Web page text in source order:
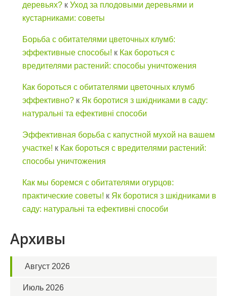
деревьях? к Уход за плодовыми деревьями и
кустарниками: советы
Борьба с обитателями цветочных клумб:
эффективные способы! к Как бороться с
вредителями растений: способы уничтожения
Как бороться с обитателями цветочных клумб
эффективно? к Як боротися з шкідниками в саду:
натуральні та ефективні способи
Эффективная борьба с капустной мухой на вашем
участке! к Как бороться с вредителями растений:
способы уничтожения
Как мы боремся с обитателями огурцов:
практические советы! к Як боротися з шкідниками в
саду: натуральні та ефективні способи
Архивы
Август 2026
Июль 2026